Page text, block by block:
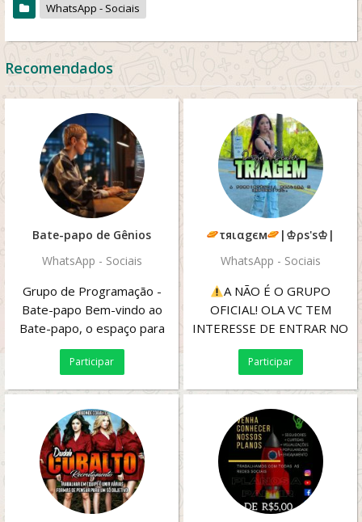
WhatsApp - Sociais
Recomendados
Bate-papo de Gênios
WhatsApp - Sociais
Grupo de Programação -
Bate-papo Bem-vindo ao
Bate-papo, o espaço para
programadores e
entusiastas de tecnologia!...
Participar
τяιαgєм
|♔ρs's♔|
WhatsApp - Sociais
A NÃO É O GRUPO
OFICIAL! OLA VC TEM
INTERESSE DE ENTRAR NO
PROJETO ♔ρs\'s♔ ?
GANHAR SEGUIDORES E...
Participar